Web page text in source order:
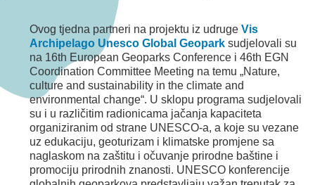
Ovog tjedna partneri na projektu iz udruge Vis
Archipelago Unesco Global Geopark sudjelovali su
na 16th European Geoparks Conference i 46th EGN
Coordination Committee Meeting na temu „Nature,
culture and sustainability in the climate and
environmental change“. U sklopu programa sudjelovali
su i u različitim radionicama jačanja kapaciteta
organiziranim od strane UNESCO-a, a koje su vezane
uz edukaciju, geoturizam i klimatske promjene sa
naglaskom na zaštitu i očuvanje prirodne baštine i
promociju prirodnih znanosti. UNESCO konferencije